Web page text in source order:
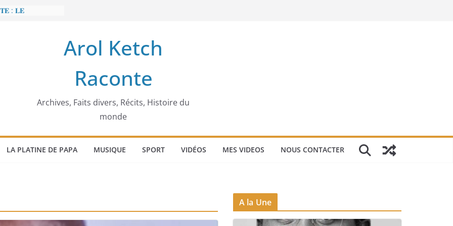
: 𝐋𝐄
𝐨𝐫𝐝𝐢𝐧𝐚𝐭𝐞𝐮𝐫
Arol Ketch
Raconte
Archives, Faits divers, Récits, Histoire du
monde
LA PLATINE DE PAPA MUSIQUE SPORT VIDÉOS MES VIDEOS NOUS CONTACTER
A la Une